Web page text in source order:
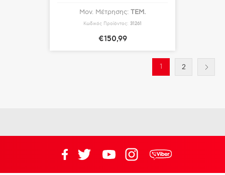
Μον. Μέτρησης: ΤΕΜ.
Κωδικός Προϊόντος: 31261
€150,99
1 2